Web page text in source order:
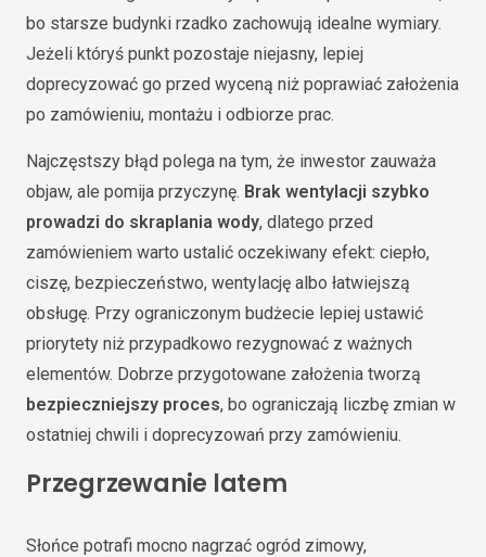
bo starsze budynki rzadko zachowują idealne wymiary.
Jeżeli któryś punkt pozostaje niejasny, lepiej
doprecyzować go przed wyceną niż poprawiać założenia
po zamówieniu, montażu i odbiorze prac.
Najczęstszy błąd polega na tym, że inwestor zauważa
objaw, ale pomija przyczynę. Brak wentylacji szybko
prowadzi do skraplania wody, dlatego przed
zamówieniem warto ustalić oczekiwany efekt: ciepło,
ciszę, bezpieczeństwo, wentylację albo łatwiejszą
obsługę. Przy ograniczonym budżecie lepiej ustawić
priorytety niż przypadkowo rezygnować z ważnych
elementów. Dobrze przygotowane założenia tworzą
bezpieczniejszy proces, bo ograniczają liczbę zmian w
ostatniej chwili i doprecyzowań przy zamówieniu.
Przegrzewanie latem
Słońce potrafi mocno nagrzać ogród zimowy,